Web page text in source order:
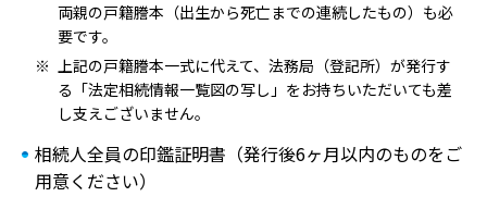
両親の戸籍謄本（出生から死亡までの連続したもの）も必
要です。
上記の戸籍謄本一式に代えて、法務局（登記所）が発行す
る「法定相続情報一覧図の写し」をお持ちいただいても差
し支えございません。
相続人全員の印鑑証明書（発行後6ヶ月以内のものをご
用意ください）